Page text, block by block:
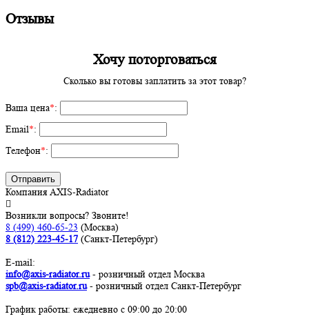
Отзывы
Хочу поторговаться
Сколько вы готовы заплатить за этот товар?
Ваша цена*:
Email*:
Телефон*:
Отправить
Компания AXIS-Radiator
Возникли вопросы? Звоните!
8 (499) 460-65-23 (Москва)
8 (812) 223-45-17 (Санкт-Петербург)
E-mail:
info@axis-radiator.ru- розничный отдел Москва
spb@axis-radiator.ru- розничный отдел Санкт-Петербург
График работы: eжедневно с 09:00 до 20:00